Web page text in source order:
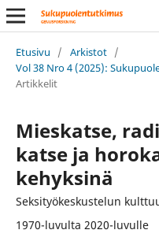
Etusivu / Arkistot /
Vol 38 Nro 4 (2025):
Artikkelit
Mieskatse,
katse ja
kehyksinä
Seksityökeskustelun
1970-luvulta 2020-luvulle